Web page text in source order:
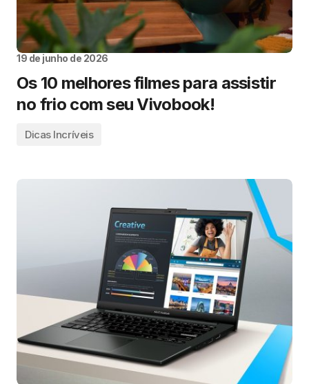
19 de junho de 2026
Os 10 melhores filmes para assistir
no frio com seu Vivobook!
Dicas Incríveis